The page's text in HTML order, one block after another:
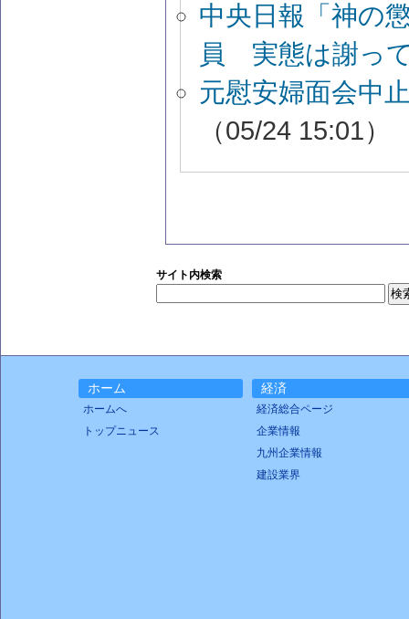
中央日報「神の
員 実態は謝っ
元慰安婦面会中
（05/24 15:01）
サイト内検索
ホーム
ホームへ
トップニュース
経済
経済総合ページ
企業情報
九州企業情報
建設業界